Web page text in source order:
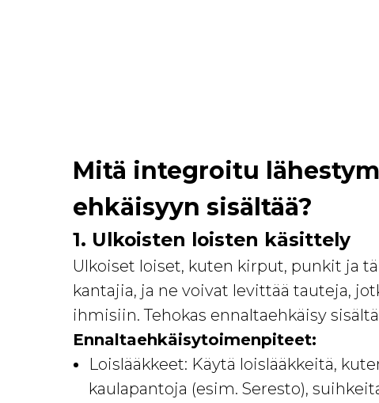
Mitä integroitu
ehkäisyyn sisältää?
1. Ulkoisten loisten käsittely
Ulkoiset loiset, kuten kirput, punkit ja
kantajia, ja ne voivat levittää tauteja,
ihmisiin. Tehokas ennaltaehkäisy
Ennaltaehkäisytoimenpiteet:
Loislääkkeet: Käytä loislääkkeitä,
kaulapantoja (esim. Seresto),